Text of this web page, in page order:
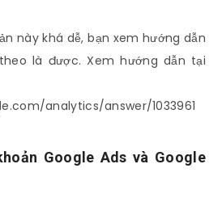
này khá dễ, bạn xem hướng dẫn
là được. Xem hướng dẫn tại
analytics/answer/1033961
Google Ads và Google